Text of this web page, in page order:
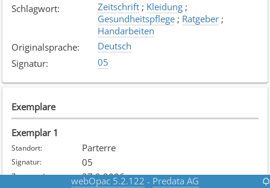
Schlagwort: Zeitschrift; Kleidung;
Gesundheitspflege; Ratgeber;
Handarbeiten
Originalsprache:
Deutsch
Signatur: 05
Exemplare
Exemplar 1
Standort: Parterre
Signatur: 05
Zugangsdatum: 27.2.2026
webOpac 5.2.122 - Predata AG